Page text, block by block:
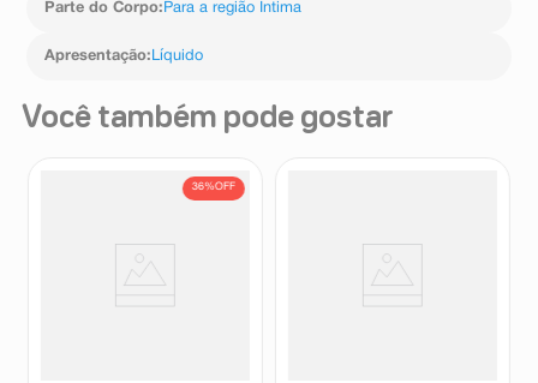
Parte do Corpo: Para a região Intima
Apresentação: Líquido
Você também pode gostar
36%OFF